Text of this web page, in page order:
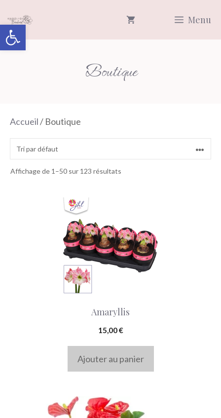
Ouvrir la barre d’outils
au
contenu
Menu
Boutique
Accueil/ Boutique
Affichage de 1–50 sur 123 résultats
Amaryllis
15,00€
Ajouter au panier